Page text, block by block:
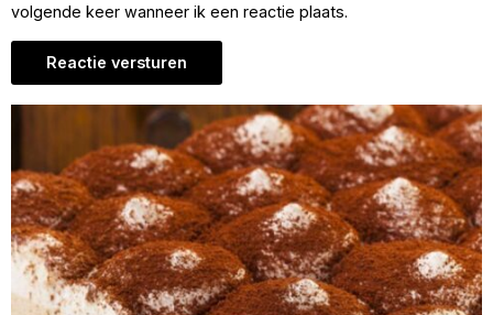
volgende keer wanneer ik een reactie plaats.